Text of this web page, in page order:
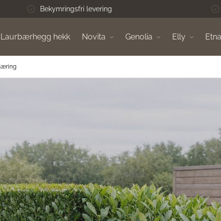
5-stjerners kundeservice
Laurbærhegg hekk Novita Genolia Elly Etna